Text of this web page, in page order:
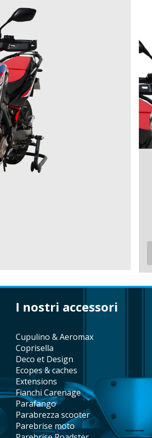
i nostri accessori
cupulino & Aeromax
coprisella
Deco et Design
Ecopes & caches
Extensions
fianchi Carenage
parafango
parabrezza scooter
Parebrise moto